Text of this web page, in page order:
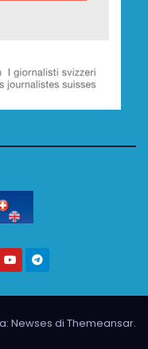
Newses di Themeansar.